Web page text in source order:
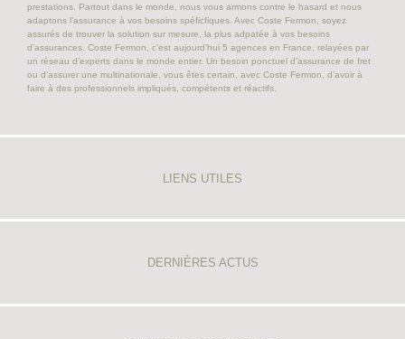
prestations. Partout dans le monde, nous vous armons contre le hasard et nous
adaptons l’assurance à vos besoins spéficfiques. Avec Coste Fermon, soyez
assurés de trouver la solution sur mesure, la plus adpatée à vos besoins
d’assurances. Coste Fermon, c’est aujourd’hui 5 agences en France, relayées par
un réseau d’experts dans le monde entier. Un besoin ponctuel d’assurance de fret
ou d’assurer une multinationale, vous êtes certain, avec Coste Fermon, d’avoir à
faire à des professionnels impliqués, compétents et réactifs.
LIENS UTILES
DERNIÈRES ACTUS